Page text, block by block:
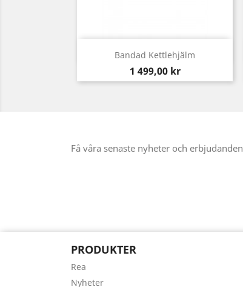
Bandad Kettlehjälm
Pris
1 499,00 kr
Snabbvy
Få våra senaste nyheter och erbjudanden
PRODUKTER
Rea
Nyheter